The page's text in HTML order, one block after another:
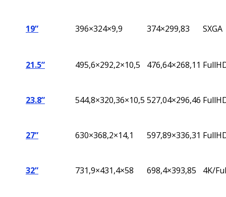
19” 396×324×9,9 374×299,83 SXGA
21.5” 495,6×292,2×10,5 476,64×268,11
23.8” 544,8×320,36×10,5 527,04×296,46
27” 630×368,2×14,1 597,89×336,31
32” 731,9×431,4×58 698,4×393,85 4K/